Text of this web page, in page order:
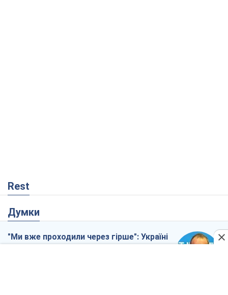
Rest
Думки
"Ми вже проходили через гірше": Україні
не варто піддаватися зневірі через